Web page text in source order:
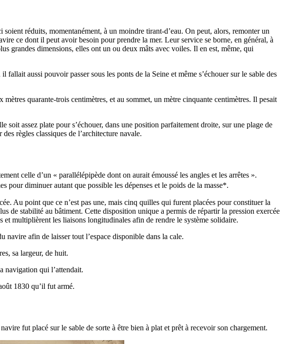
réduits, momentanément, à un moindre tirant-d’eau. On peut, alors, remonter un
ce dont il peut avoir besoin pour prendre la mer. Leur service se borne, en général, à
grandes dimensions, elles ont un ou deux mâts avec voiles. Il en est, même, qui
aussi pouvoir passer sous les ponts de la Seine et même s’échouer sur le sable des
quarante-trois centimètres, et au sommet, un mètre cinquante centimètres. Il pesait
soit assez plate pour s’échouer, dans une position parfaitement droite, sur une plage de
règles classiques de l’architecture navale.
celle d’un « parallélépipède dont on aurait émoussé les angles et les arrêtes ».
pour diminuer autant que possible les dépenses et le poids de la masse*.
Au point que ce n’est pas une, mais cinq quilles qui furent placées pour constituer la
de stabilité au bâtiment. Cette disposition unique a permis de répartir la pression exercée
multiplièrent les liaisons longitudinales afin de rendre le système solidaire.
afin de laisser tout l’espace disponible dans la cale.
sa largeur, de huit.
navigation qui l’attendait.
1830 qu’il fut armé.
fut placé sur le sable de sorte à être bien à plat et prêt à recevoir son chargement.